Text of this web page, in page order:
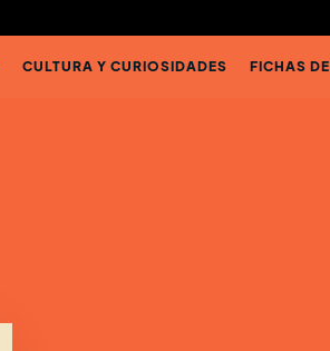
CULTURA Y CURIOSIDADES FICHAS